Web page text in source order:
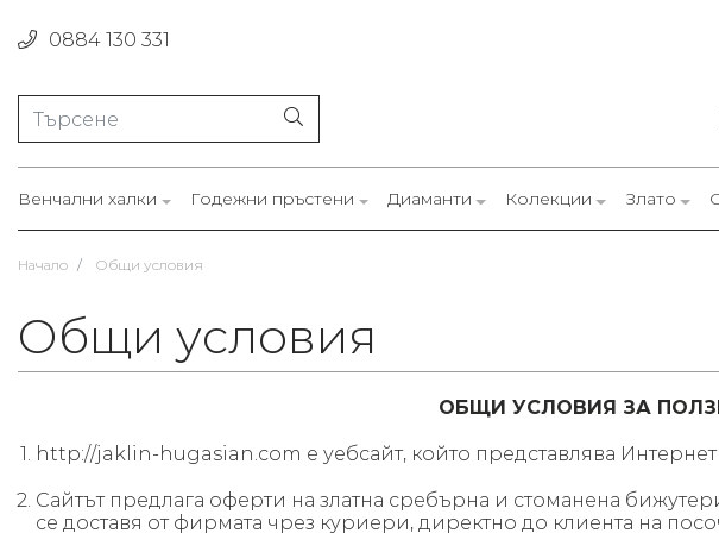
0884 130 331
Венчални халки Годежни пръстени Диаманти Колекции Злато
Начало Общи условия
Общи условия
ОБЩИ УСЛОВИЯ ЗА
http://jaklin-hugasian.com е уебсайт, който представлява
Сайтът предлага оферти на златна сребърна и стоманена
се доставя от фирмата чрез куриери, директно до клиента на